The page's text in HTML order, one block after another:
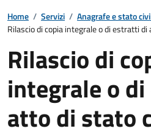
Home / Servizi / Anagrafe e stato
Rilascio di copia integrale o di estratti
Rilascio di
integrale o
atto di stato